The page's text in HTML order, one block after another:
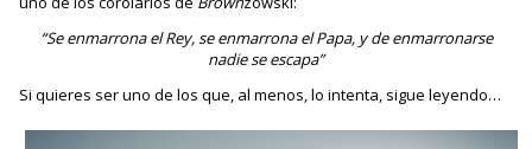
“Se enmarrona el Rey, se enmarrona el Papa, y de enmarronarse
nadie se escapa”
Si quieres ser uno de los que, al menos, lo intenta, sigue leyendo…